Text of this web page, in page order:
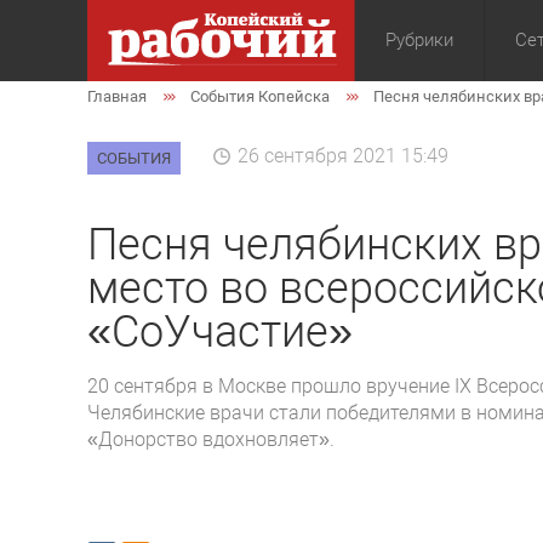
Рубрики
Общество
Главная События Копейска Песня челябинских
СОБЫТИЯ 26 сентября 2021 15:49
Песня челябинских
место во
«СоУчастие»
20 сентября в Москве прошло вручение IX
Челябинские врачи стали победителями в
«Донорство вдохновляет».